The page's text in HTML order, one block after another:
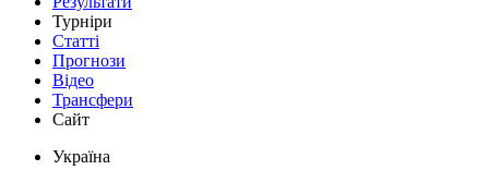
Турніри
Статті
Прогнози
Відео
Трансфери
Сайт
Україна